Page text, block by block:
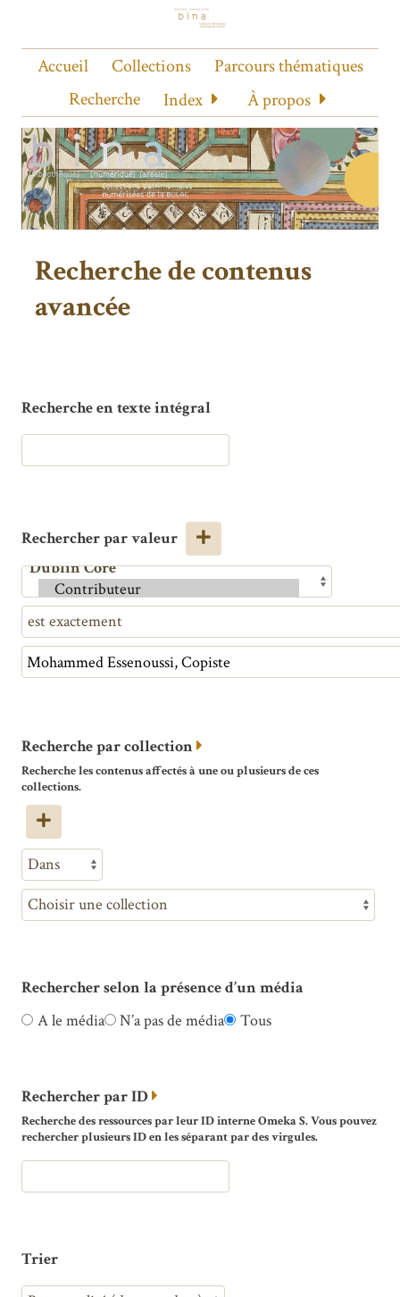
Accueil Collections
Parcours thématiques
Recherche
Index À propos
Recherche de contenus
avancée
Recherche en texte intégral
Rechercher par valeur
Recherche par collection
Recherche les contenus affectés à une ou plusieurs de ces
collections.
Rechercher selon la présence d’un média
A le média
N’a pas de média Tous
Rechercher par ID
Recherche des ressources par leur ID interne Omeka S. Vous pouvez
rechercher plusieurs ID en les séparant par des virgules.
Trier